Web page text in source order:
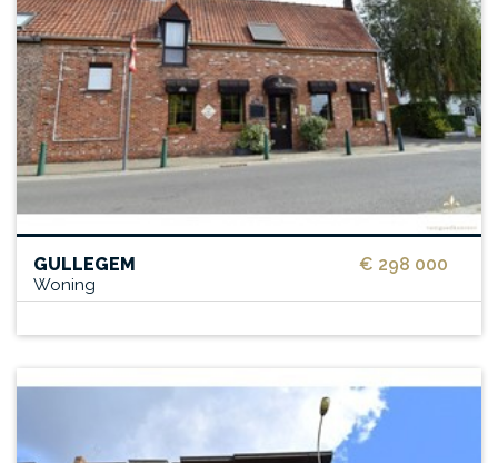
€ 298 000
GULLEGEM
Woning